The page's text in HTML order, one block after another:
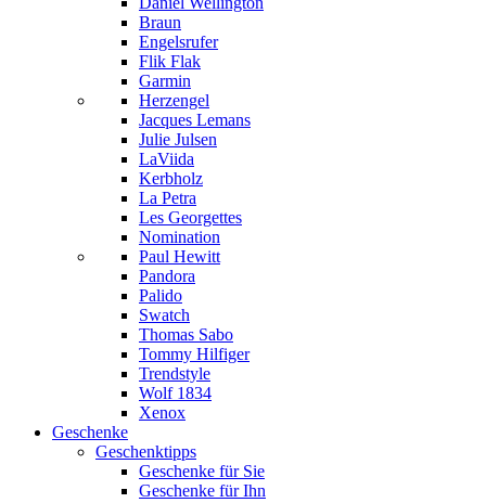
Braun
Engelsrufer
Flik Flak
Garmin
Herzengel
Jacques Lemans
Julie Julsen
LaViida
Kerbholz
La Petra
Les Georgettes
Nomination
Paul Hewitt
Pandora
Palido
Swatch
Thomas Sabo
Tommy Hilfiger
Trendstyle
Wolf 1834
Xenox
Geschenke
Geschenktipps
Geschenke für Sie
Geschenke für Ihn